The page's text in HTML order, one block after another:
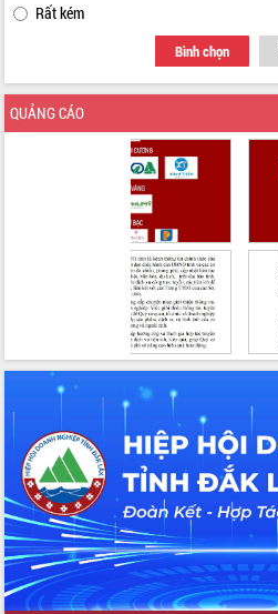
Rất kém
Bình chọn
QUẢNG CÁO